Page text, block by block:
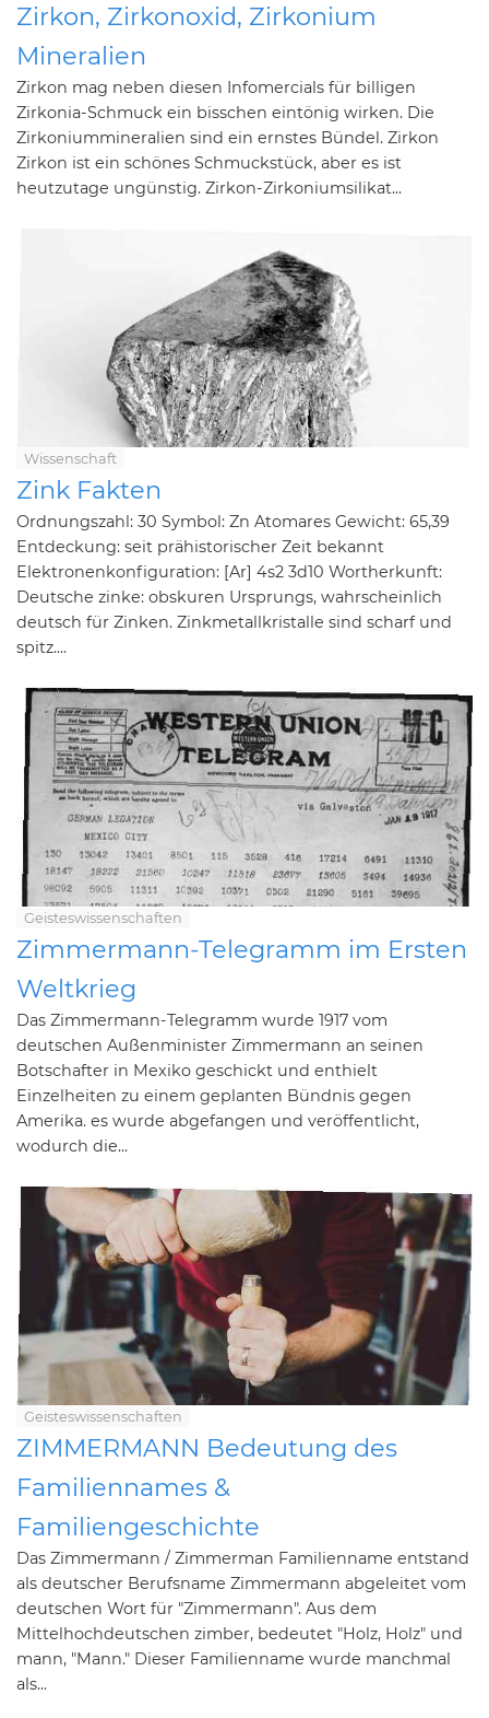
Zirkon, Zirkonoxid, Zirkonium
Mineralien
Zirkon mag neben diesen Infomercials für billigen
Zirkonia-Schmuck ein bisschen eintönig wirken. Die
Zirkoniummineralien sind ein ernstes Bündel. Zirkon
Zirkon ist ein schönes Schmuckstück, aber es ist
heutzutage ungünstig. Zirkon-Zirkoniumsilikat...
Wissenschaft
Zink Fakten
Ordnungszahl: 30 Symbol: Zn Atomares Gewicht: 65,39
Entdeckung: seit prähistorischer Zeit bekannt
Elektronenkonfiguration: [Ar] 4s2 3d10 Wortherkunft:
Deutsche zinke: obskuren Ursprungs, wahrscheinlich
deutsch für Zinken. Zinkmetallkristalle sind scharf und
spitz....
Geisteswissenschaften
Zimmermann-Telegramm im Ersten
Weltkrieg
Das Zimmermann-Telegramm wurde 1917 vom
deutschen Außenminister Zimmermann an seinen
Botschafter in Mexiko geschickt und enthielt
Einzelheiten zu einem geplanten Bündnis gegen
Amerika. es wurde abgefangen und veröffentlicht,
wodurch die...
Geisteswissenschaften
ZIMMERMANN Bedeutung des
Familiennames &
Familiengeschichte
Das Zimmermann / Zimmerman Familienname entstand
als deutscher Berufsname Zimmermann abgeleitet vom
deutschen Wort für "Zimmermann". Aus dem
Mittelhochdeutschen zimber, bedeutet "Holz, Holz" und
mann, "Mann." Dieser Familienname wurde manchmal
als...